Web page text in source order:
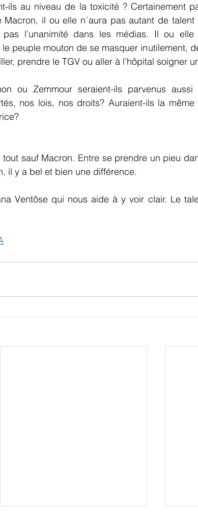
ils au niveau de la toxicité ? Certainement
Macron, il ou elle n´aura pas autant de
l’unanimité dans les médias. Il ou
peuple mouton de se masquer inutilement,
prendre le TGV ou aller à l’hôpital soigner
ou Zemmour seraient-ils parvenus
nos lois, nos droits? Auraient-ils la
sauf Macron. Entre se prendre un pieu
il y a bel et bien une différence.
Ventôse qui nous aide à y voir clair. Le